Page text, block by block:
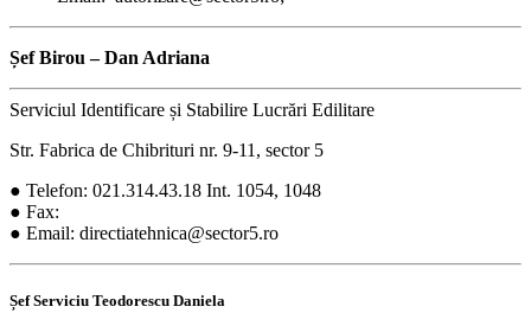
Șef Birou –Dan Adriana
Serviciul Identificare și Stabilire Lucrări Edilitare
Str. Fabrica de Chibrituri nr. 9-11, sector 5
● Telefon: 021.314.43.18 Int. 1054, 1048
● Fax:
● Email: directiatehnica@sector5.ro
Șef Serviciu Teodorescu Daniela